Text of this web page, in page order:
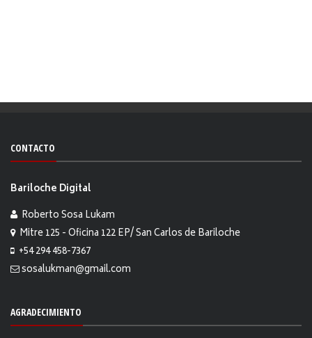
CONTACTO
Bariloche Digital
Roberto Sosa Lukam
Mitre 125 - Oficina 122 EP/ San Carlos de Bariloche
+54 294 458-7367
sosalukman@gmail.com
AGRADECIMIENTO